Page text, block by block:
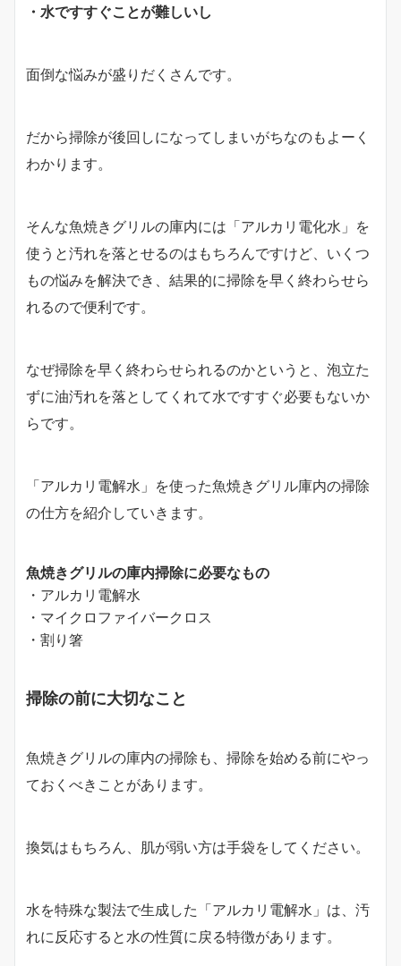
・水ですすぐことが難しいし
面倒な悩みが盛りだくさんです。
だから掃除が後回しになってしまいがちなのもよーく
わかります。
そんな魚焼きグリルの庫内には「アルカリ電化水」を
使うと汚れを落とせるのはもちろんですけど、いくつ
もの悩みを解決でき、結果的に掃除を早く終わらせら
れるので便利です。
なぜ掃除を早く終わらせられるのかというと、泡立た
ずに油汚れを落としてくれて水ですすぐ必要もないか
らです。
「アルカリ電解水」を使った魚焼きグリル庫内の掃除
の仕方を紹介していきます。
魚焼きグリルの庫内掃除に必要なもの
・アルカリ電解水
・マイクロファイバークロス
・割り箸
掃除の前に大切なこと
魚焼きグリルの庫内の掃除も、掃除を始める前にやっ
ておくべきことがあります。
換気はもちろん、肌が弱い方は手袋をしてください。
水を特殊な製法で生成した「アルカリ電解水」は、汚
れに反応すると水の性質に戻る特徴があります。